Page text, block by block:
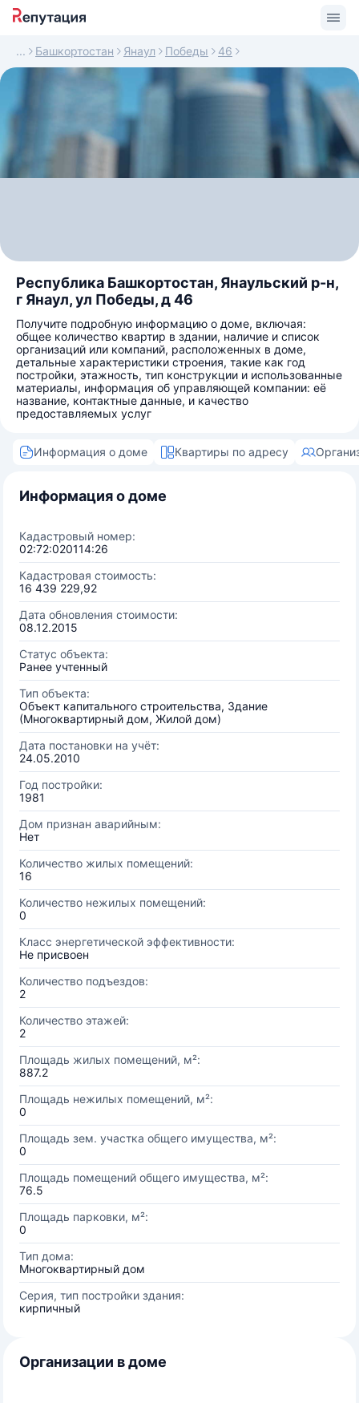
Башкортостан Янаул Победы 46
Республика Башкортостан, Янаульский р-н,
г Янаул, ул Победы, д 46
Получите подробную информацию о доме, включая:
общее количество квартир в здании, наличие и список
организаций или компаний, расположенных в доме,
детальные характеристики строения, такие как год
постройки, этажность, тип конструкции и использованные
материалы, информация об управляющей компании: её
название, контактные данные, и качество
предоставляемых услуг
Информация о доме Квартиры по адресу
Информация о доме
Кадастровый номер:
02:72:020114:26
Кадастровая стоимость:
16 439 229,92
Дата обновления стоимости:
08.12.2015
Статус объекта:
Ранее учтенный
Тип объекта:
Объект капитального строительства, Здание
(Многоквартирный дом, Жилой дом)
Дата постановки на учёт:
24.05.2010
Год постройки:
1981
Дом признан аварийным:
Нет
Количество жилых помещений:
16
Количество нежилых помещений:
0
Класс энергетической эффективности:
Не присвоен
Количество подъездов:
2
Количество этажей:
2
Площадь жилых помещений, м²:
887.2
Площадь нежилых помещений, м²:
0
Площадь зем. участка общего имущества, м²:
0
Площадь помещений общего имущества, м²:
76.5
Площадь парковки, м²:
0
Тип дома:
Многоквартирный дом
Серия, тип постройки здания:
кирпичный
Организации в доме